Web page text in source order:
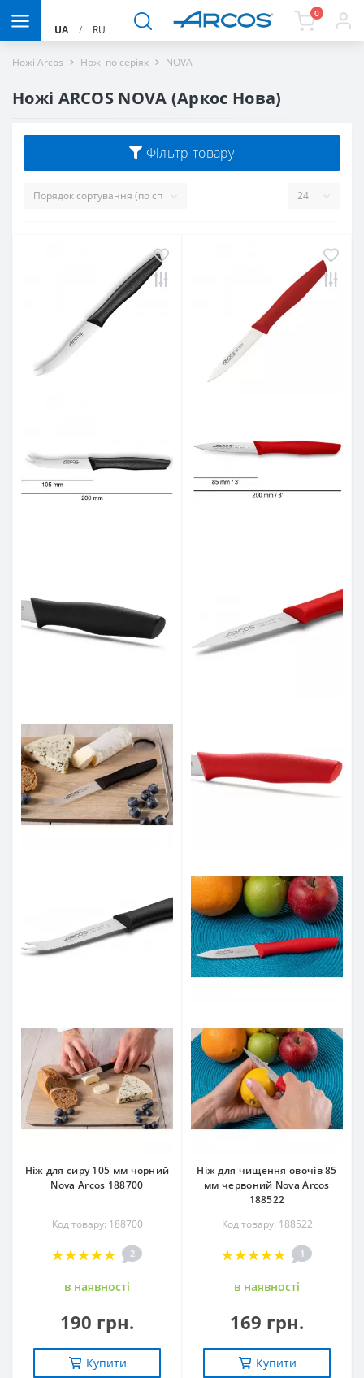
UA / RU
0
Ножі Arcos Ножі по серіях NOVA
Ножі ARCOS NOVA (Аркос Нова)
Фільтр товару
Ніж для сиру 105 мм чорний
Nova Arcos 188700
Код товару: 188700
2
в наявностi
190 грн.
Купити
Ніж для чищення овочів 85
мм червоний Nova Arcos
188522
Код товару: 188522
1
в наявностi
169 грн.
Купити